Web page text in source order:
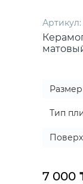
Артикул:
Размер
Тип
7 000